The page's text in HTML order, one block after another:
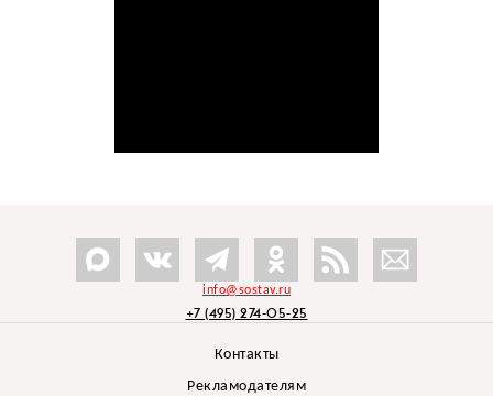
info@sostav.ru
+7 (495) 274-05-25
Контакты
Рекламодателям